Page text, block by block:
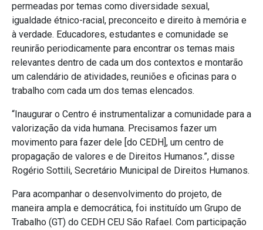
permeadas por temas como diversidade sexual,
igualdade étnico-racial, preconceito e direito à memória e
à verdade. Educadores, estudantes e comunidade se
reunirão periodicamente para encontrar os temas mais
relevantes dentro de cada um dos contextos e montarão
um calendário de atividades, reuniões e oficinas para o
trabalho com cada um dos temas elencados.
“Inaugurar o Centro é instrumentalizar a comunidade para a
valorização da vida humana. Precisamos fazer um
movimento para fazer dele [do CEDH], um centro de
propagação de valores e de Direitos Humanos.”, disse
Rogério Sottili, Secretário Municipal de Direitos Humanos.
Para acompanhar o desenvolvimento do projeto, de
maneira ampla e democrática, foi instituído um Grupo de
Trabalho (GT) do CEDH CEU São Rafael. Com participação